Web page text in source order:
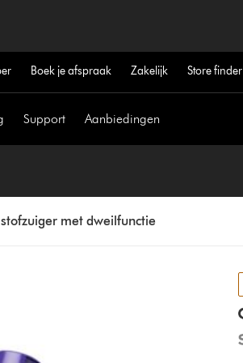
Boek je afspraak Zakelijk Store finder
Support Aanbiedingen
met dweilfunctie